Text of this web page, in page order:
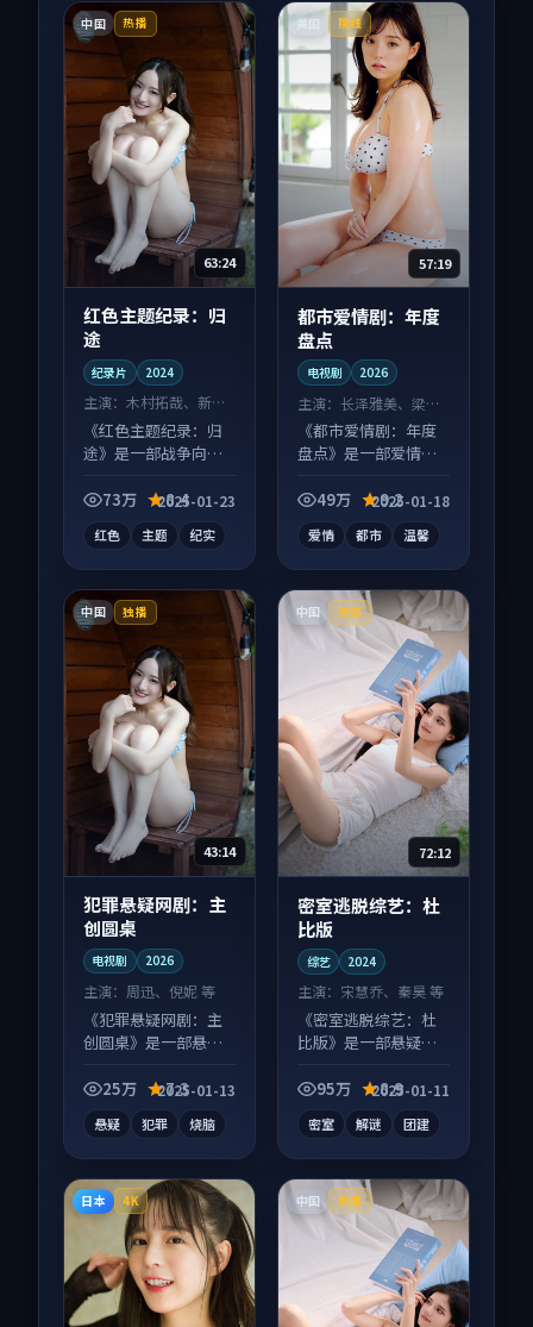
中国 热播
63:24
红色主题纪录：归
途
纪录片 2024
主演： 木村拓哉、新垣
结衣 等
《红色主题纪录：归
途》是一部战争向纪
长为内核，情感戏份
73万 8.4
2025-01-23
红色 主题 纪实
美国 院线
57:19
都市爱情剧：年度
盘点
电视剧 2026
主演：长泽雅美、梁朝
伟 等
《都市爱情剧：年度
盘点》是一部爱情向
屏端观看，细节更丰
49万 9.2
2025-01-18
爱情 都市 温馨
中国 独播
43:14
犯罪悬疑网剧：主
创圆桌
电视剧 2026
主演： 周迅、倪妮 等
《犯罪悬疑网剧：主
创圆桌》是一部悬疑
紧凑信息量大，适合
25万 7.3
2025-01-13
悬疑 犯罪 烧脑
中国 完结
72:12
密室逃脱综艺：杜
比版
综艺 2024
主演： 宋慧乔、秦昊 等
《密室逃脱综艺：杜
比版》是一部悬疑向
端观看，细节更丰
95万 8.9
2025-01-11
密室 解谜 团建
日本 4K 中国 热播